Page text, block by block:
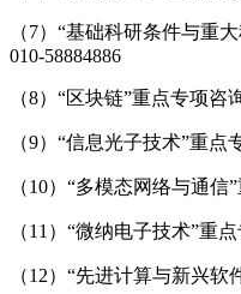
（7）“基础科研条件与重
010-58884886
（8）“区块链”重点专项咨
（9）“信息光子技术”重点
（10）“多模态网络与通信
（11）“微纳电子技术”重
（12）“先进计算与新兴软